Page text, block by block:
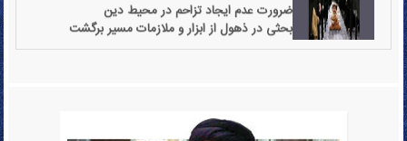
در بیست و یکمین جلسه دوره تربیت مدرس مفاهیم
خطبه ی حمد فاطمیعنوان شد
اضافه ی الفاظ مصنوعی و ساختگی خود به ساحت دین